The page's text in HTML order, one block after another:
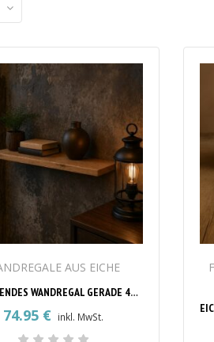
AUS EICHE
SCHWEBENDES WANDREGAL GERADE 45 MM AUS EICHE ALTHOLZ – MASSANFERTIGUNG
74.95 € inkl. MwSt.